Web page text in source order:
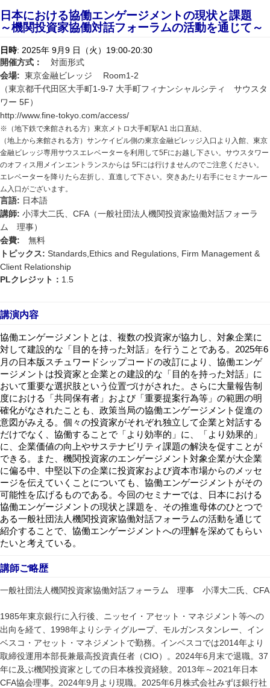
日本における協働エンゲージメントの現状と課題
～機関投資家協働対話フォーラムの活動を通じて～
日時: 2025年 9 月 9 日（火） 19:00-20:30
開催方式：
対面形式
会場: 東京金融ビレッジ Room1-2
（東京都千代田区大手町1-9-7 大手町フィナンシャルシティ サウスタ
ワー 5F ）
http://www.fine-tokyo.com/access/
※（地下鉄で来館される方）東京メトロ大手町駅A1 出口直結、
（地上から来館される方）サンケイビル側の東京金融ビレッジ入口より入館、東京
金融ビレッジ専用サウスエレベーターを利用して5Fにお越し下さい。サウスタワー
のオフィス用メインエントランスからは 5Fには行けませんのでご注意ください。
エレベーターを降りたら左折し、直進して下さい。突きあたり右手にセミナールー
ム入口がございます。
言語: 日本語
講師: 小澤大二氏、 CFA （一般社団法人機関投資家協働対話フォーラ
ム 理事）
会費:
無料
トピックス: Standards,Ethics and Regulations, Firm Management &
Client Relationship
PLクレジット： 1.5
講演内容
協働エンゲージメントとは、複数の投資家が協力し、対象企業に
対して建設的な「目的を持った対話」を行うことである。
2025年6
月の日本版スチュワードシップコードの改訂により、協働エンゲ
ージメントは投資家と企業との建設的な「目的を持った対話」に
おいて重要な選択肢という位置づけがされた。さらに大量報告制
度における「共同保有者」および「重要提案行為等」の範囲の明
確化がなされたことも、政策当局の協働エンゲージメント促進の
意図がみえる。個々の投資家がそれぞれ独立して企業と対話する
だけでなく、協働することで「より効率的」に、「より効果的」
に、企業価値の向上やサステナビリティ課題の解決を促すことが
できる。また、機関投資家のエンゲージメント対象企業が大企業
に偏る中、中堅以下の企業に投資家および資本市場からのメッセ
ージを伝えていくことについても、協働エンゲージメントがその
可能性を広げるものである。今回のセミナーでは、日本における
協働エンゲージメントの現状と課題を、その推進母体のひとつで
ある一般社団法人機関投資家協働対話フォーラムの活動を通じて
紹介することで、協働エンゲージメントへの理解を深めてもらい
たいと考えている。
講師ご略歴
一般社団法人機関投資家協働対話フォーラム 理事 小澤大二氏、 CFA
1985年東京銀行に入行後、ニッセイ・アセット・マネジメント等への
出向を経て、 1998年よりシティグループ、モルガンスタンレー、イン
ベスコ・アセット・マネジメントで勤務。インベスコでは2014年より
取締役運用本部長兼最高投資責任者（CIO）。 2024年6 月末で退職。 37
年に及ぶ機関投資家としての日本株投資経験。 2013年～ 2021 年日本
CFA協会理事。 2024年9 月より現職。 2025年6 月株式会社みずほ銀行社